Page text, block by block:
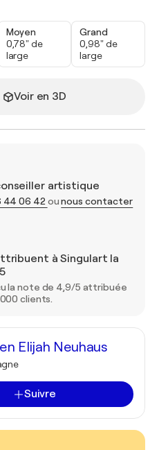
Moyen
0,78" de
large
Grand
0,98" de
large
Voir en 3D
artistique
44 06 42 ounous contacter
à Singulart la
la note de 4,9/5 attribuée
clients.
Elijah Neuhaus
Suivre